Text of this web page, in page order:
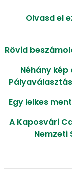
Olvasd el
Rövid
Néhány
Egy lelkes
A Kaposvári